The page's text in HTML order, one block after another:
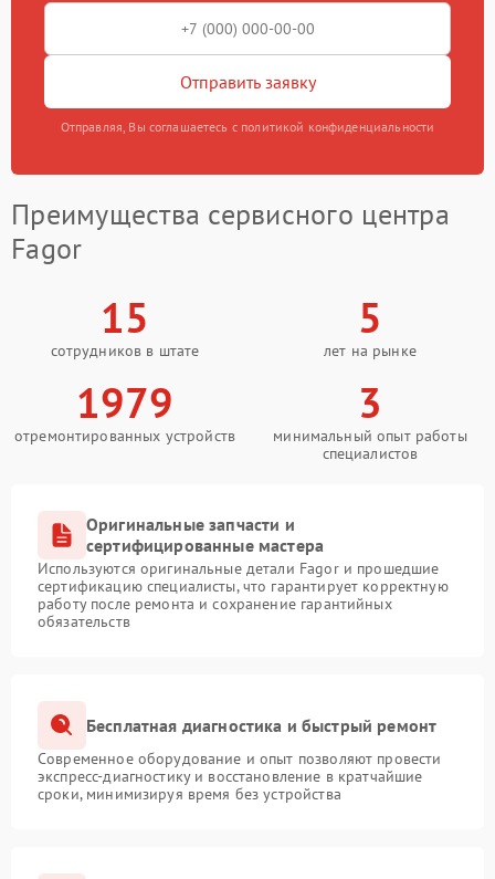
Отправить заявку
Отправляя, Вы соглашаетесь с политикой конфиденциальности
Преимущества сервисного центра
Fagor
15
сотрудников в штате
5
лет на рынке
1979
отремонтированных устройств
3
минимальный опыт работы
специалистов
Оригинальные запчасти и
сертифицированные мастера
Используются оригинальные детали Fagor и прошедшие
сертификацию специалисты, что гарантирует корректную
работу после ремонта и сохранение гарантийных
обязательств
Бесплатная диагностика и быстрый ремонт
Современное оборудование и опыт позволяют провести
экспресс-диагностику и восстановление в кратчайшие
сроки, минимизируя время без устройства